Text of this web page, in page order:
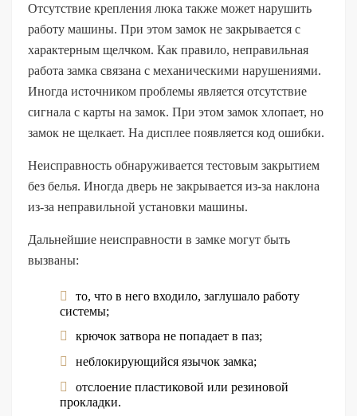
Отсутствие крепления люка также может нарушить
работу машины. При этом замок не закрывается с
характерным щелчком. Как правило, неправильная
работа замка связана с механическими нарушениями.
Иногда источником проблемы является отсутствие
сигнала с карты на замок. При этом замок хлопает, но
замок не щелкает. На дисплее появляется код ошибки.
Неисправность обнаруживается тестовым закрытием
без белья. Иногда дверь не закрывается из-за наклона
из-за неправильной установки машины.
Дальнейшие неисправности в замке могут быть
вызваны:
то, что в него входило, заглушало работу
системы;
крючок затвора не попадает в паз;
неблокирующийся язычок замка;
отслоение пластиковой или резиновой
прокладки.